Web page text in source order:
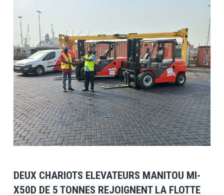
View Post
DEUX CHARIOTS ELEVATEURS MANITOU MI-
X50D DE 5 TONNES REJOIGNENT LA FLOTTE